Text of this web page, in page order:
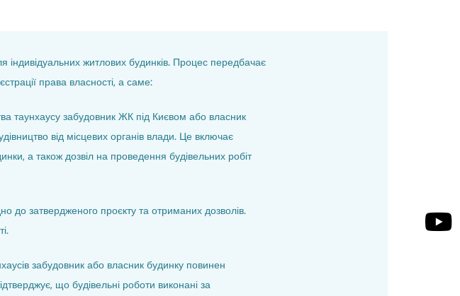
житлових будинків. Процес передбачає
права власності, а саме:
таунхаусу забудовник ЖК під Києвом або власник
від місцевих органів влади. Це включає
а також дозвіл на проведення будівельних робіт
до затвердженого проєкту та отриманих дозволів.
забудовник або власник будинку повинен
що будівельні роботи виконані за